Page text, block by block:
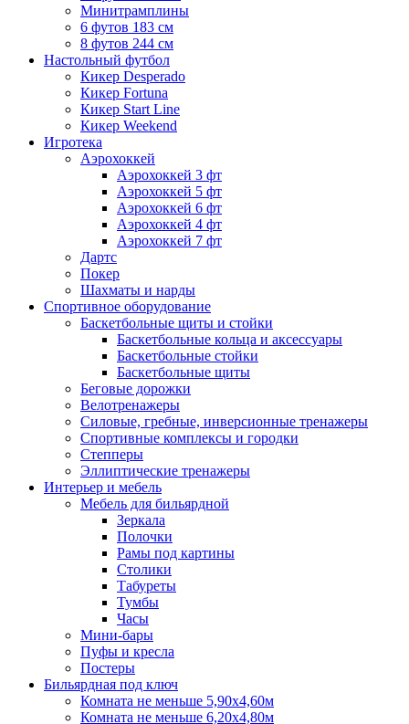
Минитрамплины
6 футов 183 см
8 футов 244 см
Настольный футбол
Кикер Desperado
Кикер Fortuna
Кикер Start Line
Кикер Weekend
Игротека
Аэрохоккей
Аэрохоккей 3 фт
Аэрохоккей 5 фт
Аэрохоккей 6 фт
Аэрохоккей 4 фт
Аэрохоккей 7 фт
Дартс
Покер
Шахматы и нарды
Спортивное оборудование
Баскетбольные щиты и стойки
Баскетбольные кольца и аксессуары
Баскетбольные стойки
Баскетбольные щиты
Беговые дорожки
Велотренажеры
Силовые, гребные, инверсионные тренажеры
Спортивные комплексы и городки
Степперы
Эллиптические тренажеры
Интерьер и мебель
Мебель для бильярдной
Зеркала
Полочки
Рамы под картины
Столики
Табуреты
Тумбы
Часы
Мини-бары
Пуфы и кресла
Постеры
Бильярдная под ключ
Комната не меньше 5,90х4,60м
Комната не меньше 6,20х4,80м